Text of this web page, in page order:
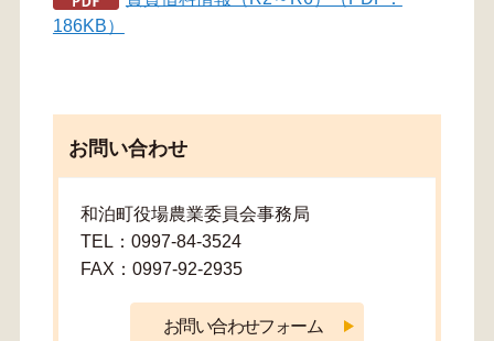
186KB）
お問い合わせ
和泊町役場農業委員会事務局
TEL：0997-84-3524
FAX：0997-92-2935